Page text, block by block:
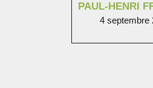
PAUL-HENRI
4 septembre